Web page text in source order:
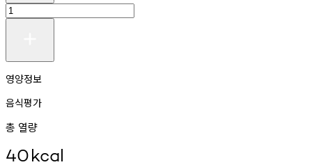
영양정보
음식평가
총 열량
40kcal